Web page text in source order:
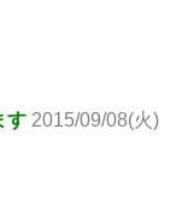
す 2015/09/08(火)